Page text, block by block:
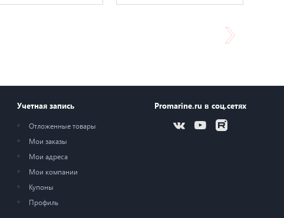
Учетная запись
Отложенные товары
Мои заказы
Мои адреса
Мои компании
Купоны
Профиль
Promarine.ru в соц.сетях